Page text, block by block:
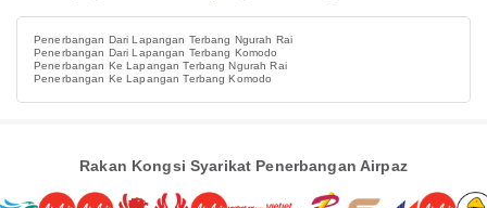
Penerbangan Dari Lapangan Terbang Ngurah Rai
Penerbangan Dari Lapangan Terbang Komodo
Penerbangan Ke Lapangan Terbang Ngurah Rai
Penerbangan Ke Lapangan Terbang Komodo
Rakan Kongsi Syarikat Penerbangan Airpaz